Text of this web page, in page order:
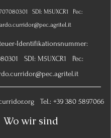
SDI: M5UXCR1 Pec:
Identifikationsnummer:
SDI: M5UXCR1 Pec:
Tel.: +39 380 5897066
Wo wir sind